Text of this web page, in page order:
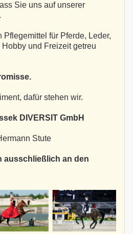
Sie uns auf unserer
Pflegemittel für Pferde, Leder,
und Freizeit getreu
dafür stehen wir.
DIVERSIT GmbH
Stute
ausschließlich an den